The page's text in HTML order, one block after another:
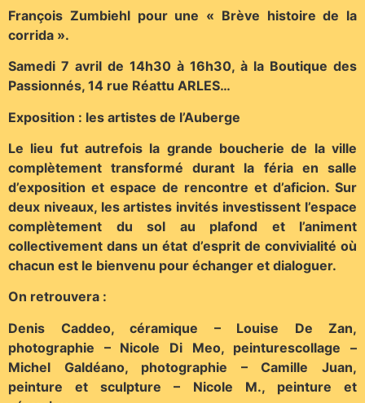
François Zumbiehl pour une « Brève histoire de la
corrida ».
Samedi 7 avril de 14h30 à 16h30, à la Boutique des
Passionnés, 14 rue Réattu ARLES…
Exposition : les artistes de l’Auberge
Le lieu fut autrefois la grande boucherie de la ville
complètement transformé durant la féria en salle
d’exposition et espace de rencontre et d’aficion. Sur
deux niveaux, les artistes invités investissent l’espace
complètement du sol au plafond et l’animent
collectivement dans un état d’esprit de convivialité où
chacun est le bienvenu pour échanger et dialoguer.
On retrouvera :
Denis Caddeo, céramique – Louise De Zan,
photographie – Nicole Di Meo, peinturescollage –
Michel Galdéano, photographie – Camille Juan,
peinture et sculpture – Nicole M., peinture et